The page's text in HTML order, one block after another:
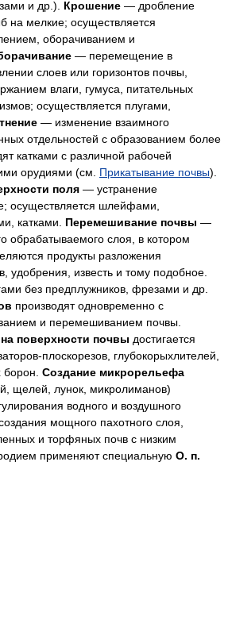
и др.). Крошение — дробление
на мелкие; осуществляется
оборачиванием и
— перемещение в
слоев или горизонтов почвы,
влаги, гумуса, питательных
осуществляется плугами,
— изменение взаимного
отдельностей с образованием более
катками с различной рабочей
орудиями (см. Прикатывание почвы).
поля — устранение
осуществляется шлейфами,
катками. Перемешивание почвы —
обрабатываемого слоя, в котором
продукты разложения
удобрения, известь и тому подобное.
без предплужников, фрезами и др.
производят одновременно с
и перемешиванием почвы.
поверхности почвы достигается
плоскорезов, глубокорыхлителей,
борон. Создание микрорельефа
щелей, лунок, микролиманов)
водного и воздушного
мощного пахотного слоя,
и торфяных почв с низким
применяют специальную О. п.